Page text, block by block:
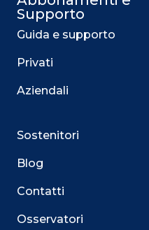
Supporto
Guida e supporto
Privati
Aziendali
Sostenitori
Blog
Contatti
Osservatori